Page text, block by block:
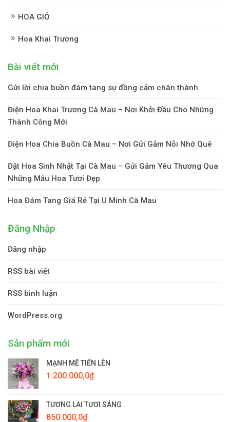
HOA GIỎ
Hoa Khai Trương
Bài viết mới
Gửi lời chia buồn đám tang sự đồng cảm chân thành
Điện Hoa Khai Trương Cà Mau – Nơi Khởi Đầu Cho Những
Thành Công Mới
Điện Hoa Chia Buồn Cà Mau – Nơi Gửi Gắm Nỗi Nhớ Quê
Đặt Hoa Sinh Nhật Tại Cà Mau – Gửi Gắm Yêu Thương Qua
Những Mẫu Hoa Tươi Đẹp
Hoa Đám Tang Giá Rẻ Tại U Minh Cà Mau
Đăng Nhập
Đăng nhập
RSS bài viết
RSS bình luận
WordPress.org
Sản phẩm mới
MẠNH MẼ TIẾN LÊN
1.200.000,0₫
TƯƠNG LAI TƯƠI SÁNG
850.000,0₫